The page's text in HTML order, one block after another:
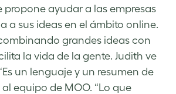
propone ayudar a las empresas
a sus ideas en el ámbito online.
grandes ideas con
la vida de la gente. Judith ve
un lenguaje y un resumen de
equipo de MOO. “Lo que